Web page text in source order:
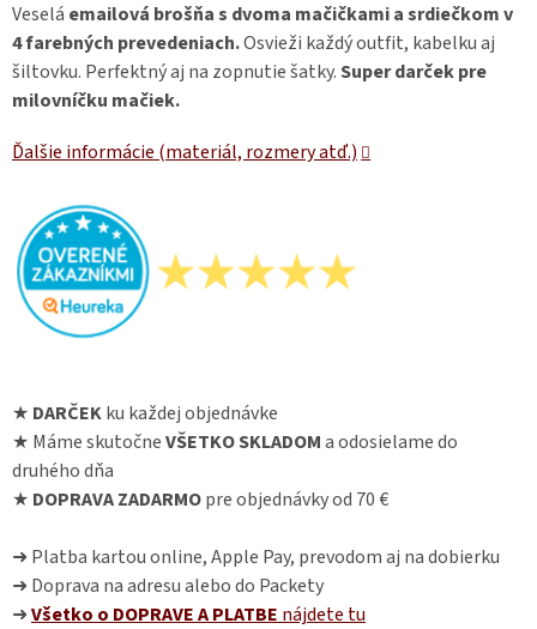
Veselá emailová brošňa s dvoma mačičkami a srdiečkom v
4 farebných prevedeniach.Osvieži každý outfit, kabelku aj
šiltovku. Perfektný aj na zopnutie šatky.Super darček pre
milovníčku mačiek.
Ďalšie informácie (materiál, rozmery atď.)
★ DARČEKku každej objednávke
★ Máme skutočneVŠETKO SKLADOMa odosielame do
druhého dňa
★ DOPRAVA ZADARMOpre objednávky od 70 €
➜ Platba kartou online, Apple Pay, prevodom aj na dobierku
➜ Doprava na adresu alebo do Packety
➜Všetko o DOPRAVE A PLATBE nájdete tu